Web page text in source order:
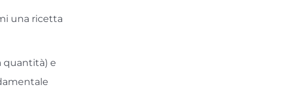
una ricetta
quantità) e